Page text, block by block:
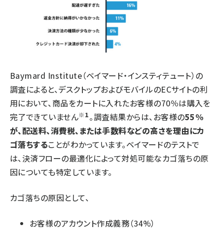
Baymard Institute（ベイマード・インスティテュート）の
調査によると、デスクトップおよびモバイルのECサイトの利
用において、商品をカートに入れたお客様の70％は購入を
完了できていません※1。調査結果からは、お客様の55%
が、配送料、消費税、または手数料などの高さを理由にカ
ゴ落ちすることがわかっています。ベイマードのテストで
は、決済フローの最適化によって対処可能なカゴ落ちの原
因についても特定しています。
カゴ落ちの原因として、
お客様のアカウント作成義務（34%）